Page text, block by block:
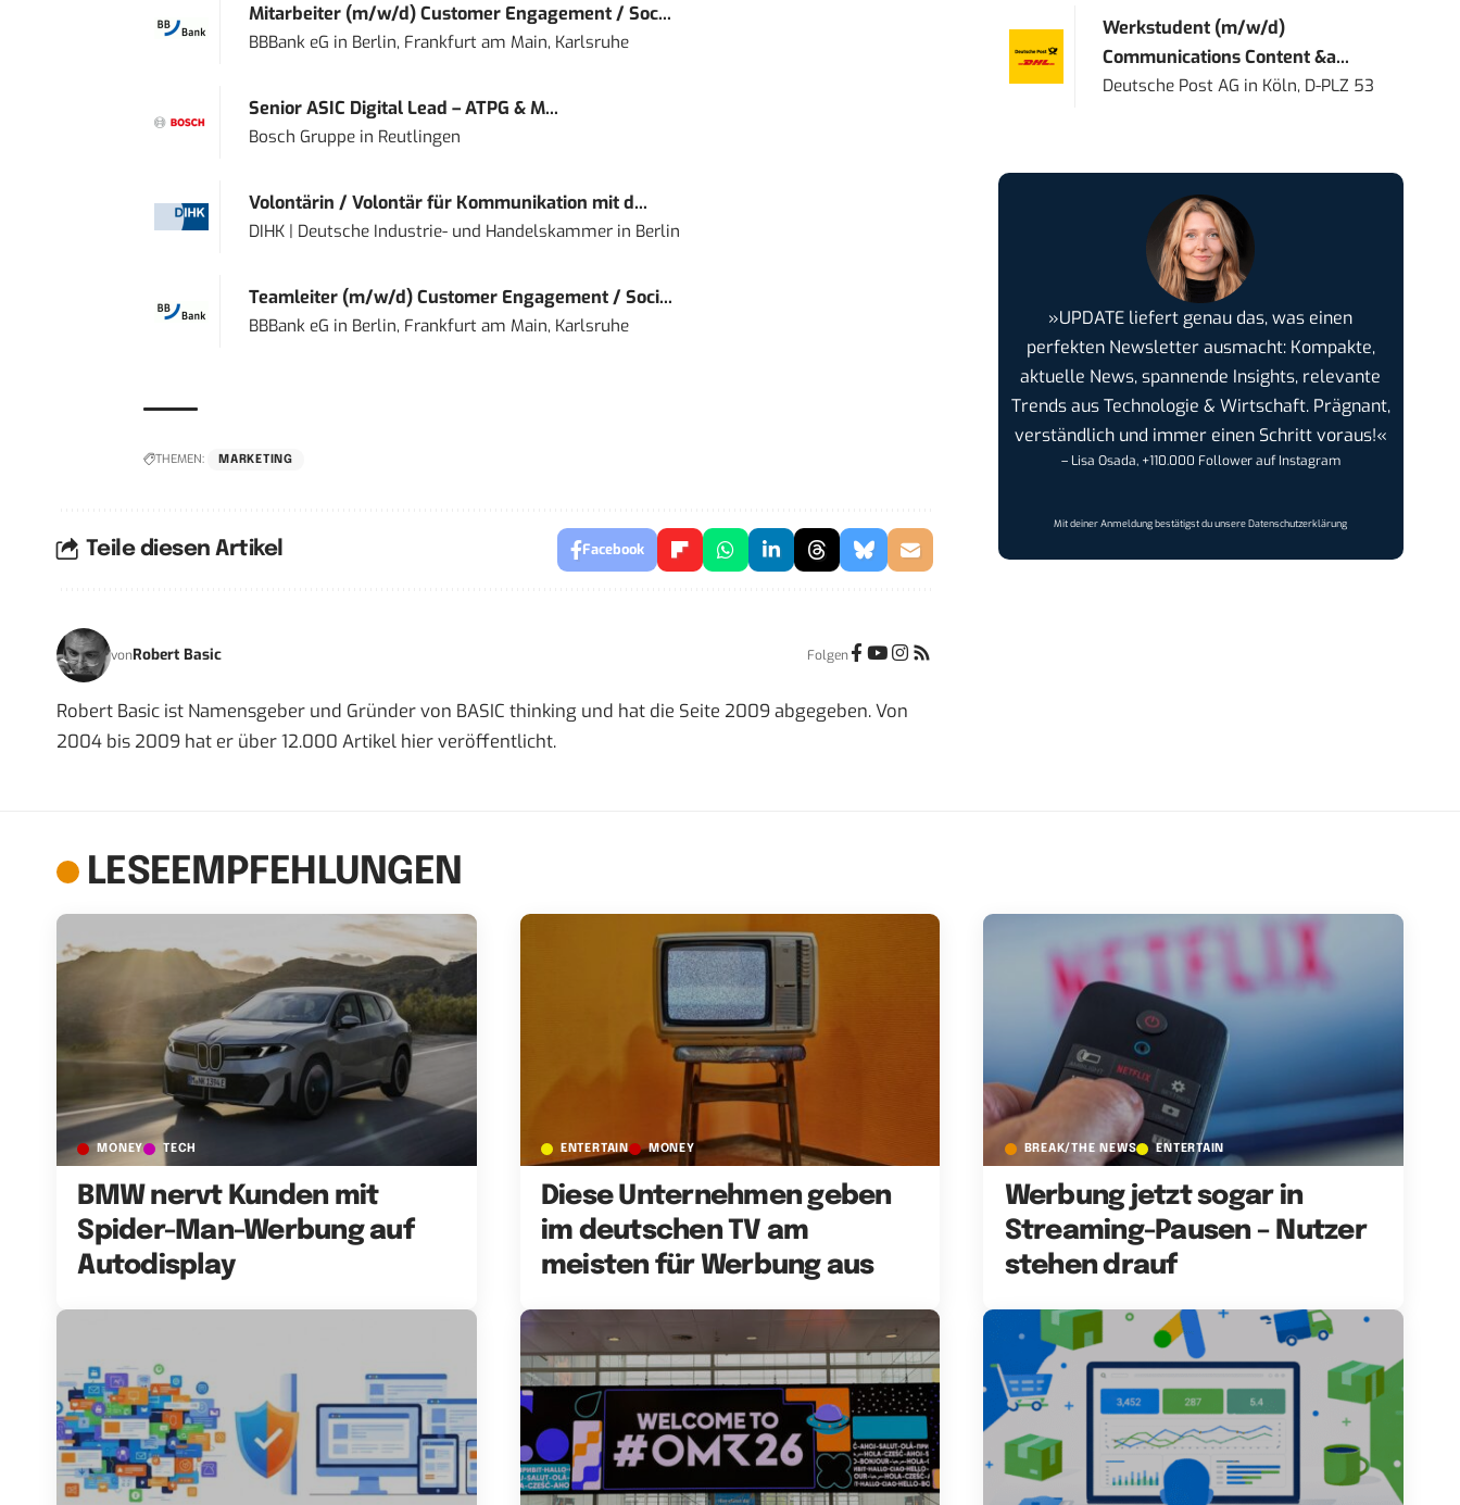
Mitarbeiter (m/w/d) Customer Engagement / Soc...
BBBank eG in Berlin, Frankfurt am Main, Karlsruhe
Senior ASIC Digital Lead – ATPG & M...
Bosch Gruppein Reutlingen
Volontärin / Volontär für Kommunikation mit d...
DIHK | Deutsche Industrie- und Handelskammerin Berlin
Teamleiter (m/w/d) Customer Engagement / Soci...
BBBank eG in Berlin, Frankfurt am Main, Karlsruhe
THEMEN: MARKETING
Teile diesen Artikel Facebook
vonRobert Basic Folgen
Robert Basic ist Namensgeber und Gründer von BASIC thinking und hat die Seite 2009 abgegeben. Von
2004 bis 2009 hat er über 12.000 Artikel hier veröffentlicht.
Werkstudent (m/w/d)
Communications Content &a...
Deutsche Post AG in Köln, D-PLZ 53
»UPDATE liefert genau das, was einen
perfekten Newsletter ausmacht: Kompakte,
aktuelle News, spannende Insights, relevante
Trends aus Technologie & Wirtschaft. Prägnant,
verständlich und immer einen Schritt voraus!«
– Lisa Osada, +110.000 Follower auf Instagram
Mit deiner Anmeldung bestätigst du unsereDatenschutzerklärung
LESEEMPFEHLUNGEN
MONEY TECH
BMW nervt Kunden mit
Spider-Man-Werbung auf
Autodisplay
ENTERTAIN MONEY
Diese Unternehmen geben
im deutschen TV am
meisten für Werbung aus
BREAK/THE NEWS ENTERTAIN
Werbung jetzt sogar in
Streaming-Pausen – Nutzer
stehen drauf